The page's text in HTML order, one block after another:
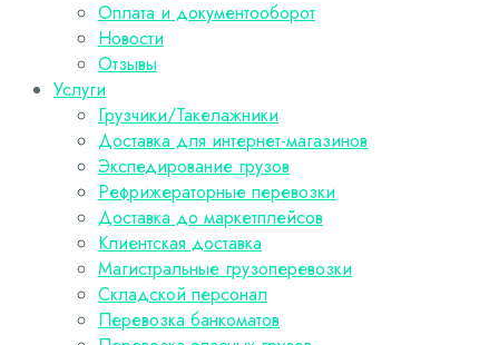
Оплата и документооборот
Новости
Отзывы
Услуги
Грузчики/Такелажники
Доставка для интернет-магазинов
Экспедирование грузов
Рефрижераторные перевозки
Доставка до маркетплейсов
Клиентская доставка
Магистральные грузоперевозки
Складской персонал
Перевозка банкоматов